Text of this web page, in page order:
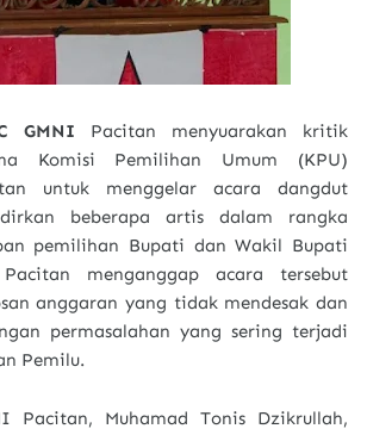
GMNI Pacitan menyuarakan kritik
Komisi Pemilihan Umum (KPU)
untuk menggelar acara dangdut
beberapa artis dalam rangka
pemilihan Bupati dan Wakil Bupati
menganggap acara tersebut
anggaran yang tidak mendesak dan
permasalahan yang sering terjadi
Pemilu.
Pacitan, Muhamad Tonis Dzikrullah,